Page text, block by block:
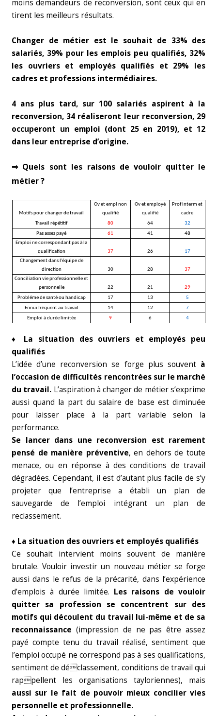
moins demandeurs de reconversion, sont ceux qui en
tirent les meilleurs résultats.
Changer de métier est le souhait de 33% des
salariés, 39% pour les emplois peu qualifiés, 32%
les ouvriers et employés qualifiés et 29% les
cadres et professions intermédiaires.
4 ans plus tard, sur 100 salariés aspirent à la
reconversion, 34 réaliseront leur reconversion, 29
occuperont un emploi (dont 25 en 2019), et 12
dans leur entreprise d’origine.
⇒ Quels sont les raisons de vouloir quitter le
métier ?
Motifs pour changer de travail
Ov et empl non
qualifié
Ov et employé
qualifié
Prof interm et
cadre
Travail répétitif
80 64
32
Pas assez payé
61 41
48
Emploi ne correspondant pas à la
qualification
37 26
17
Changement dans l'équipe de
direction
30 28
37
Conciliation vie professionnelle et
personnelle
22 21
29
Probléme de santé ou handicap
17 13
5
Ennui fréquent au travail
14 12
7
Emploi à durée limitée
9 6 4
♦ La situation des ouvriers et employés peu
qualifiés
L’idée d’une reconversion se forge plus souvent à
l’occasion de difficultés rencontrées sur le marché
du travail. L’aspiration à changer de métier s’exprime
aussi quand la part du salaire de base est diminuée
pour laisser place à la part variable selon la
performance.
Se lancer dans une reconversion est rarement
pensé de manière préventive, en dehors de toute
menace, ou en réponse à des conditions de travail
dégradées. Cependant, il est d’autant plus facile de s’y
projeter que l’entreprise a établi un plan de
sauvegarde de l’emploi intégrant un plan de
reclassement.
♦ La situation des ouvriers et employés qualifiés
Ce souhait intervient moins souvent de manière
brutale. Vouloir investir un nouveau métier se forge
aussi dans le refus de la précarité, dans l’expérience
d’emplois à durée limitée. Les raisons de vouloir
quitter sa profession se concentrent sur des
motifs qui découlent du travail lui-même et de sa
reconnaissance (impression de ne pas être assez
payé compte tenu du travail réalisé, sentiment que
l’emploi occupé ne correspond pas à ses qualifications,
sentiment de déclassement, conditions de travail qui
rappellent les organisations tayloriennes), mais
aussi sur le fait de pouvoir mieux concilier vies
personnelle et professionnelle.